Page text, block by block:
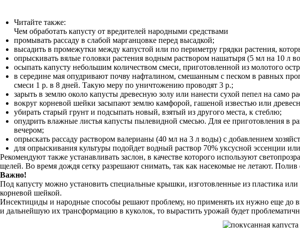
Читайте также:
Чем обработать капусту от вредителей народными средствами
промывать рассаду в слабой марганцовке перед высадкой;
высадить в промежутки между капустой или по периметру грядки растения,
опрыскивать вялые головки растения водным раствором нашатыря (5 мл на 10 л
осыпать капусту небольшим количеством смеси, приготовленной из молотого
в середине мая опудривают почву нафталином, смешанным с песком в равных
смеси 1 р. в 8 дней. Такую меру по уничтожению проводят 3 р.;
зарыть в землю около капусты древесную золу или нанести сухой пепел на само
вокруг корневой шейки засыпают землю камфорой, гашеной известью или
убирать старый грунт и подсыпать новый, взятый из другого места, к стеблю;
опудрить влажные листья капусты пылевидной смесью. Для ее приготовления в
вечером;
опрыскать рассаду раствором валерианы (40 мл на 3 л воды) с добавлением
для опрыскивания культуры подойдет водный раствор 70% уксусной эссенции
Рекомендуют также устанавливать заслон, в качестве которого используют
щелей. Во время дождя сетку разрешают снимать, так как насекомые не летают. Полив
Важно!
Под капусту можно установить специальные крышки, изготовленные из пластика
корневой шейкой.
Инсектициды и народные способы решают проблему, но применять их нужно еще до
и дальнейшую их трансформацию в куколок, то вырастить урожай будет